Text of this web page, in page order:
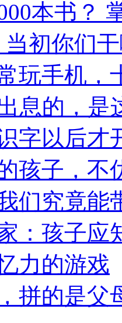
本书？
初你们
玩手机，
息的，是
字以后才
孩子，不
们究竟能
：孩子应
力的游戏
拼的是父